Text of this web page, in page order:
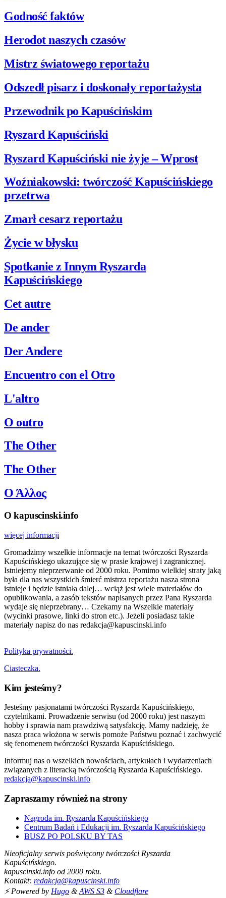
Godność faktów
Herodot naszych czasów
Mistrz światowego reportażu
Odszedł pisarz i doskonały reportażysta
Przewodnik po Kapuścińskim
Ryszard Kapuściński
Ryszard Kapuściński nie żyje – Wprost
Woźniakowski: twórczość Kapuścińskiego
przetrwa
Zmarł cesarz reportażu
Życie w błysku
Spotkanie z Innym Ryszarda
Kapuścińskiego
Cet autre
De ander
Der Andere
Encuentro con el Otro
L'altro
O outro
The Other
The Other
Ο Άλλος
O kapuscinski.info
więcej informacji
Gromadzimy wszelkie informacje na temat twórczości Ryszarda
Kapuścińskiego ukazujące się w prasie krajowej i zagranicznej.
Istniejemy nieprzerwanie od 2000 roku. Pomimo wielkiej straty jaką
była dla nas wszystkich śmierć mistrza reportażu nasza strona
istnieje i będzie istniała dalej… wciąż jest wiele materiałów do
opublikowania, a zasób tekstów napisanych przez Pana Ryszarda
wydaje się nieprzebrany… Czekamy na Wszelkie materiały
(wycinki prasowe, linki do stron etc.). Jeżeli posiadasz takie
materiały napisz do nas redakcja@kapuscinski.info
Polityka prywatności.
Ciasteczka.
Kim jesteśmy?
Jesteśmy pasjonatami twórczości Ryszarda Kapuścińskiego,
czytelnikami. Prowadzenie serwisu (od 2000 roku) jest naszym
hobby i sprawia nam prawdziwą satysfakcję. Mamy nadzieję, że
nasza praca włożona w serwis pomoże Państwu poznać i zachwycić
się fenomenem twórczości Ryszarda Kapuścińskiego.
Informuj nas o wszelkich nowościach, artykułach i wydarzeniach
związanych z literacką twórczością Ryszarda Kapuścińskiego.
redakcja@kapuscinski.info
Zapraszamy również na strony
Nagroda im. Ryszarda Kapuścińskiego
Centrum Badań i Edukacji im. Ryszarda Kapuścińskiego
BUSZ PO POLSKU BY TAS
Nieoficjalny serwis poświęcony twórczości Ryszarda
Kapuścińskiego.
kapuscinski.info od 2000 roku.
Kontakt: redakcja@kapuscinski.info
⚡ Powered by Hugo & AWS S3 & Cloudflare